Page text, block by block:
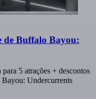
de Buffalo Bayou:
5 atrações + descontos
Undercurrents